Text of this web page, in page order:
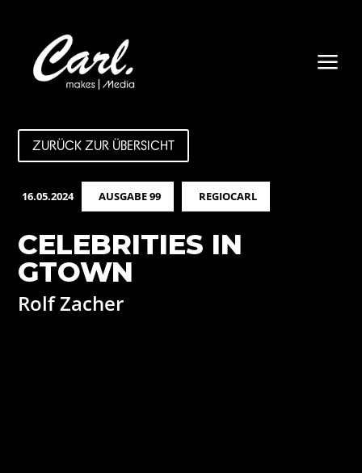
a
ZURÜCK ZUR ÜBERSICHT
16.05.2024 AUSGABE 99 REGIOCARL
CELEBRITIES IN
GTOWN
Rolf Zacher